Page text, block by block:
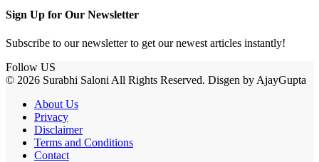
Sign Up for Our Newsletter
Subscribe to our newsletter to get our newest articles instantly!
Follow US
© 2026 Surabhi Saloni All Rights Reserved. Disgen by AjayGupta
About Us
Privacy
Disclaimer
Terms and Conditions
Contact